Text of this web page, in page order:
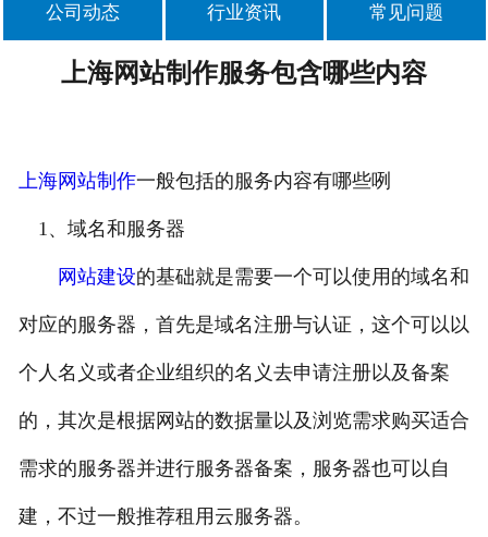
公司动态 行业资讯 常见问题
上海网站制作服务包含哪些内容
上海网站制作一般包括的服务内容有哪些咧
1、域名和服务器
网站建设的基础就是需要一个可以使用的域名和
对应的服务器，首先是域名注册与认证，这个可以以
个人名义或者企业组织的名义去申请注册以及备案
的，其次是根据网站的数据量以及浏览需求购买适合
需求的服务器并进行服务器备案，服务器也可以自
建，不过一般推荐租用云服务器。